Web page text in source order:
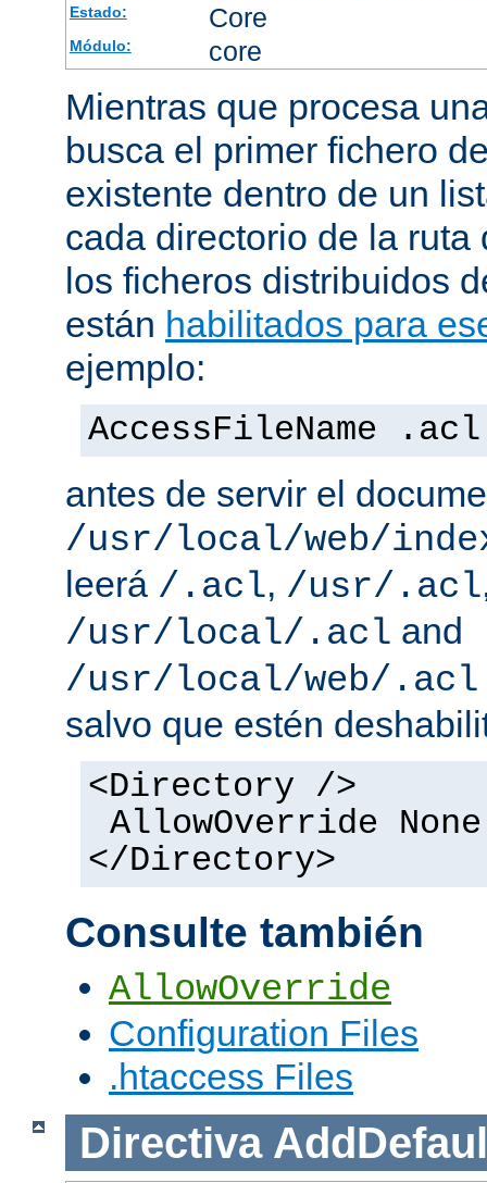
Estado: Core
Módulo: core
Mientras que procesa
busca el primer fichero
existente dentro de un
cada directorio de la ruta
los ficheros distribuidos
están habilitados para
ejemplo:
AccessFileName .acl
antes de servir el
/usr/local/web/
leerá /.acl, /usr/.acl
/usr/local/.acl and
/usr/local/web/.acl
salvo que estén
<Directory />
AllowOverride None
</Directory>
Consulte también
AllowOverride
Configuration Files
.htaccess Files
Directiva